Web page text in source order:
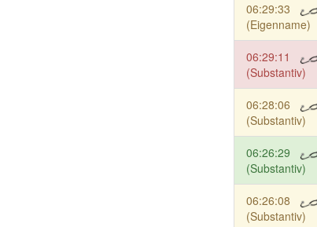
06:29:33
(Eigenname)
06:29:11
(Substantiv)
06:28:06
(Substantiv)
06:26:29
(Substantiv)
06:26:08
(Substantiv)